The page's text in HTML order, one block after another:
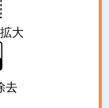
大
去